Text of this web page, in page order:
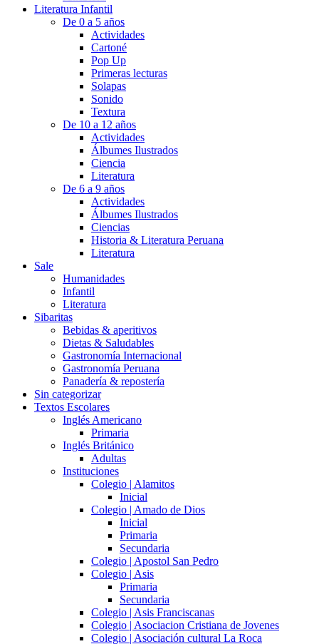
Literatura Infantil
De 0 a 5 años
Actividades
Cartoné
Pop Up
Primeras lecturas
Solapas
Sonido
Textura
De 10 a 12 años
Actividades
Álbumes Ilustrados
Ciencia
Literatura
De 6 a 9 años
Actividades
Álbumes Ilustrados
Ciencias
Historia & Literatura Peruana
Literatura
Sale
Humanidades
Infantil
Literatura
Sibaritas
Bebidas & aperitivos
Dietas & Saludables
Gastronomía Internacional
Gastronomía Peruana
Panadería & repostería
Sin categorizar
Textos Escolares
Inglés Americano
Primaria
Inglés Británico
Adultas
Instituciones
Colegio | Alamitos
Inicial
Colegio | Amado de Dios
Inicial
Primaria
Secundaria
Colegio | Apostol San Pedro
Colegio | Asis
Primaria
Secundaria
Colegio | Asis Franciscanas
Colegio | Asociacion Cristiana de Jovenes
Colegio | Asociación cultural La Roca